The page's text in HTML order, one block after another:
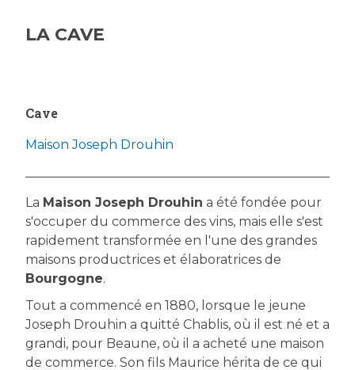
LA CAVE
Cave
Maison Joseph Drouhin
La Maison Joseph Drouhin a été fondée pour
s'occuper du commerce des vins, mais elle s'est
rapidement transformée en l'une des grandes
maisons productrices et élaboratrices de
Bourgogne.
Tout a commencé en 1880, lorsque le jeune
Joseph Drouhin a quitté Chablis, où il est né et a
grandi, pour Beaune, où il a acheté une maison
de commerce. Son fils Maurice hérita de ce qui